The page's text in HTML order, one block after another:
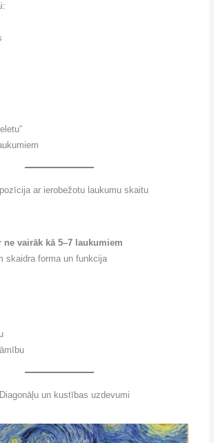
ar ierobežotu laukumu skaitu
ne vairāk kā 5–7 laukumiem
skaidra forma un funkcija
un kustības uzdevumi